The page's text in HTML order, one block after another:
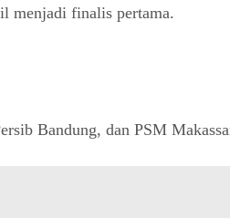
menjadi finalis pertama.
Bandung, dan PSM